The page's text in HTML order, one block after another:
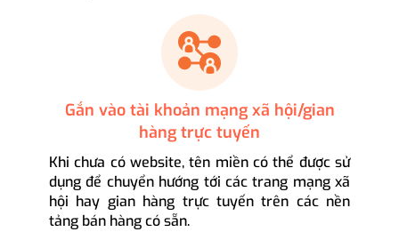
Gắn vào tài khoản mạng xã hội/gian
hàng trực tuyến
Khi chưa có website, tên miền có thể được sử
dụng để chuyển hướng tới các trang mạng xã
hội hay gian hàng trực tuyến trên các nền
tảng bán hàng có sẵn.